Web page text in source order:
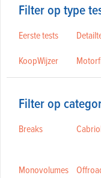
Filter op type
Eerste tests
KoopWijzer
Filter op
Breaks
Monovolumes